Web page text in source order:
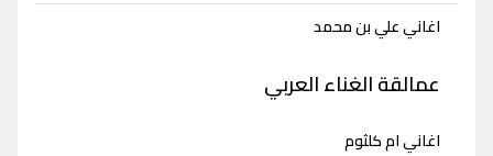
اغاني علي بن محمد
عمالقة الغناء العربي
اغاني ام كلثوم